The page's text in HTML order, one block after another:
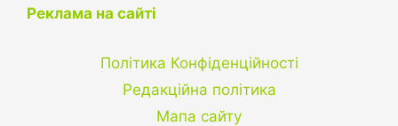
Реклама на сайті
Політика Конфіденційності
Редакційна політика
Мапа сайту